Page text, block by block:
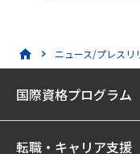
ニュース/プレスリ
国際資格プログラム
転職・キャリア支援